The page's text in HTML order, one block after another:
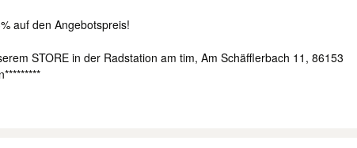
auf den Angebotspreis!
STORE in der Radstation am tim, Am Schäfflerbach 11, 86153